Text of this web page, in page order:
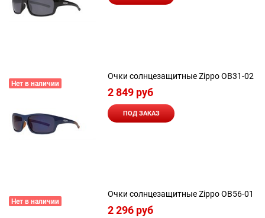
Нет в наличии
Очки солнцезащитные Zippo OB31-02
2 849 руб
ПОД ЗАКАЗ
Нет в наличии
Очки солнцезащитные Zippo OB56-01
2 296 руб